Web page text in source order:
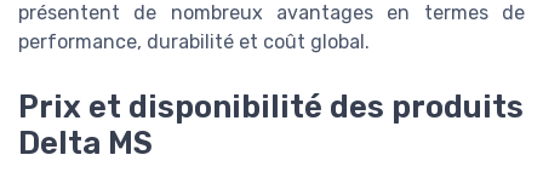
présentent de nombreux avantages en termes de
performance, durabilité et coût global.
Prix et disponibilité des produits
Delta MS